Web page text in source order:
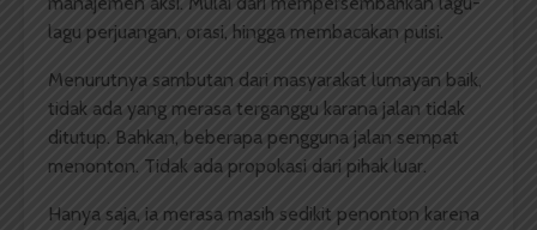
lagu perjuangan, orasi, hingga membacakan puisi.
Menurutnya sambutan dari masyarakat lumayan baik,
tidak ada yang merasa terganggu karana jalan tidak
ditutup. Bahkan, beberapa pengguna jalan sempat
menonton. Tidak ada propokasi dari pihak luar.
Hanya saja, ia merasa masih sedikit penonton karena